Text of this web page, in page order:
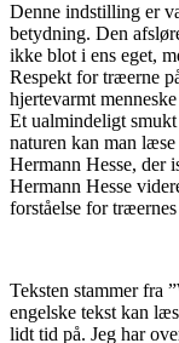
Denne indstilling er
betydning. Den
ikke blot i ens eget,
Respekt for træerne
hjertevarmt
Et ualmindeligt
naturen kan man
Hermann Hesse, der
Hermann Hesse
forståelse for
Teksten stammer fra
engelske tekst kan
lidt tid på. Jeg har